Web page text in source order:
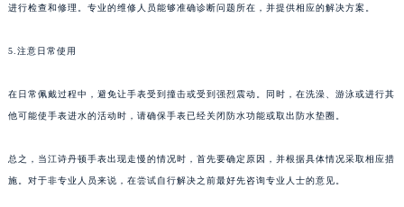
进行检查和修理。专业的维修人员能够准确诊断问题所在，并提供相应的解决方案。
5.注意日常使用
在日常佩戴过程中，避免让手表受到撞击或受到强烈震动。同时，在洗澡、游泳或进行其
他可能使手表进水的活动时，请确保手表已经关闭防水功能或取出防水垫圈。
总之，当江诗丹顿手表出现走慢的情况时，首先要确定原因，并根据具体情况采取相应措
施。对于非专业人员来说，在尝试自行解决之前最好先咨询专业人士的意见。